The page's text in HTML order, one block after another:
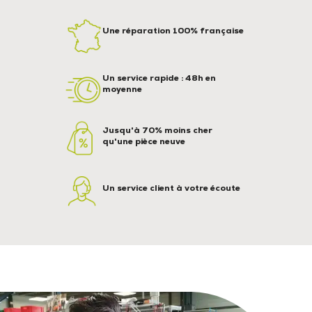
Une réparation 100% française
Un service rapide : 48h en
moyenne
Jusqu'à 70% moins cher
qu'une pièce neuve
Un service client à votre écoute